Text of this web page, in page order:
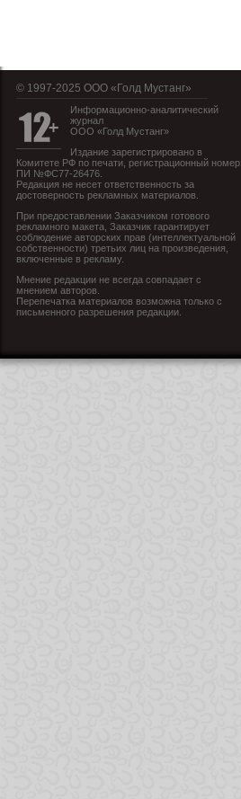
© 1997-2025 OOO «Голд Мустанг»
Информационно-аналитический
журнал
ООО «Голд Мустанг»
Издание зарегистрировано в
Комитете РФ по печати, регистрационный номер
ПИ №ФС77-26476.
Редакция не несет ответственность за
достоверность рекламных материалов.
При предоставлении Заказчиком готового
рекламного макета, Заказчик гарантирует
соблюдение авторских прав (интеллектуальной
собственности) третьих лиц на произведения,
включенные в рекламу.
Мнение редакции не всегда совпадает с
мнением авторов.
Перепечатка материалов возможна только с
письменного разрешения редакции.